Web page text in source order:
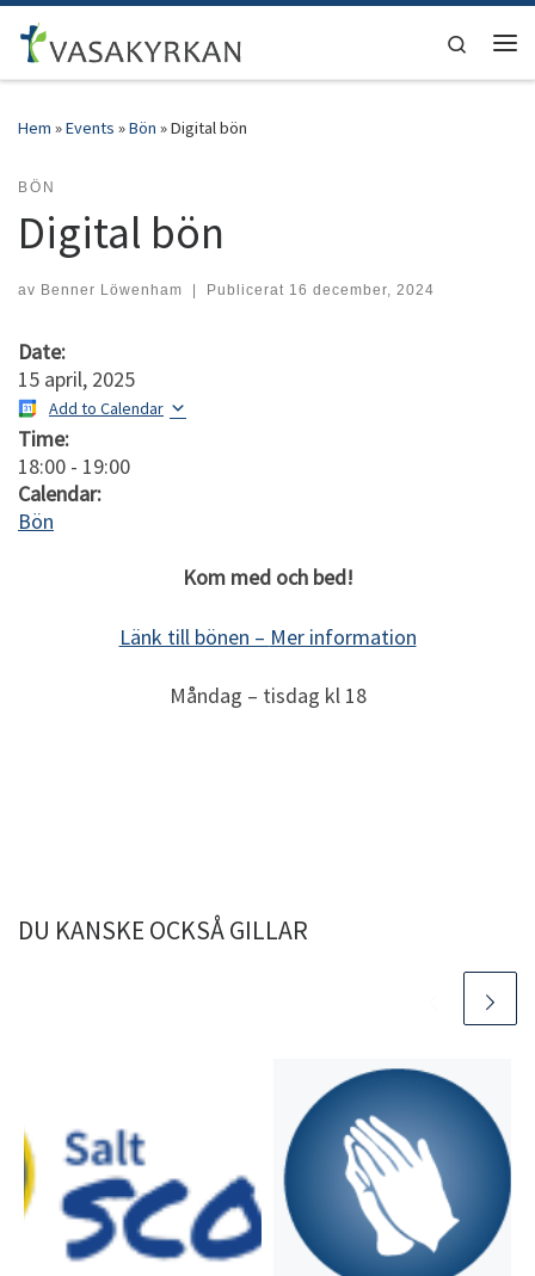
Hoppa till innehåll
Search
Hem »Events »Bön »Digital bön
BÖN
Digital bön
av Benner Löwenham | Publicerat 16 december, 2024
Date:
15 april, 2025
Add to Calendar
Time:
18:00 - 19:00
Calendar:
Bön
Kom med och bed!
Länk till bönen – Mer information
Måndag – tisdag kl 18
DU KANSKE OCKSÅ GILLAR